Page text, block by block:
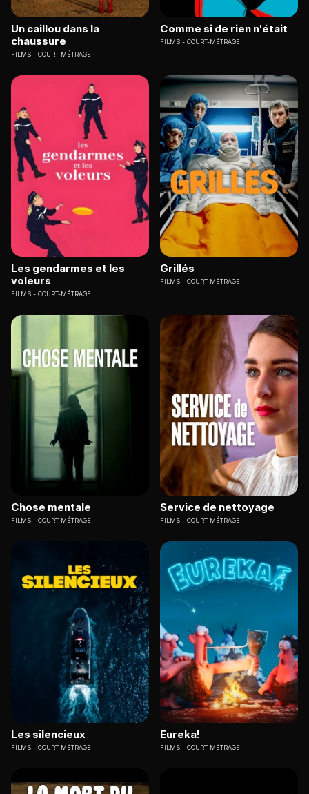
Un caillou dans la
chaussure
FILMS COURT-MÉTRAGE
Comme si de rien n'était
FILMS COURT-MÉTRAGE
Les gendarmes et les
voleurs
FILMS COURT-MÉTRAGE
Grillés
FILMS COURT-MÉTRAGE
Chose mentale
FILMS COURT-MÉTRAGE
Service de nettoyage
FILMS COURT-MÉTRAGE
Les silencieux
FILMS COURT-MÉTRAGE
Eureka!
FILMS COURT-MÉTRAGE